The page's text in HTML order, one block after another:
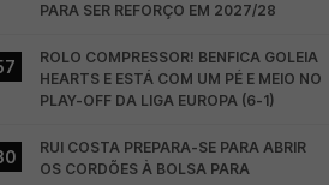
PARA SER REFORÇO EM 2027/28
ROLO COMPRESSOR! BENFICA GOLEIA
HEARTS E ESTÁ COM UM PÉ E MEIO NO
PLAY-OFF DA LIGA EUROPA (6-1)
RUI COSTA PREPARA-SE PARA ABRIR
OS CORDÕES À BOLSA PARA